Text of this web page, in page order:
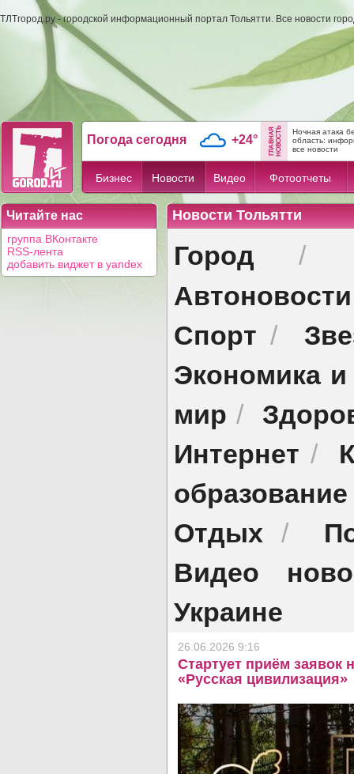
ТЛТгород.ру - городской информационный портал Тольятти. Все новости
Погода сегодня +24°
Ночная атака
область:
все новости
Бизнес Новости Видео Фотоотчеты
Читайте нас
группа ВКонтакте
RSS-лента
добавить виджет в yandex
Новости Тольятти
Город /
Автоновости
Спорт /
Экономика
мир /
Интернет /
образование
Отдых /
Видео
Украине
26.06.2026 9:16
Стартует приём
«Русская цивилизация»